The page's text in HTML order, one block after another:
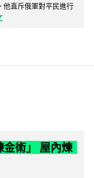
他直斥俄軍對平民進行
金術」 屋內煉